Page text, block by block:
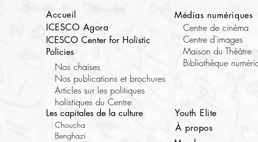
Accueil
ICESCO Agora
ICESCO Center for Holistic
Policies
Nos chaises
Nos publications et brochures
Articles sur les politiques
holistiques du Centre
Les capitales de la culture
Choucha
Benghazi
Médias numériques
Centre de cinéma
Centre d'images
Maison du Théâtre
Bibliothèque
Youth Elite
À propos